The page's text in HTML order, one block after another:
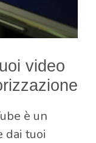
video
è un
dai tuoi